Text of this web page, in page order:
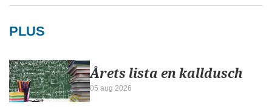
PLUS
Årets lista en kalldusch
05 aug 2026